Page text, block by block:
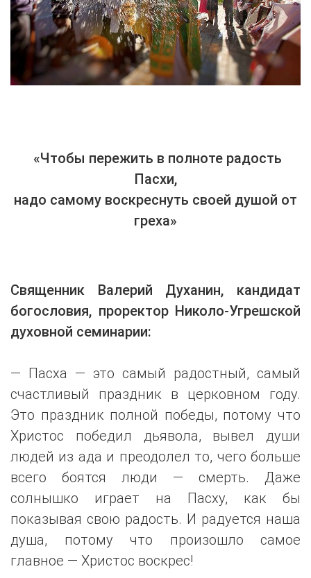
«Чтобы пережить в полноте радость
Пасхи,
надо самому воскреснуть своей душой от
греха»
Священник Валерий Духанин, кандидат
богословия, проректор Николо-Угрешской
духовной семинарии:
— Пасха — это самый радостный, самый
счастливый праздник в церковном году.
Это праздник полной победы, потому что
Христос победил дьявола, вывел души
людей из ада и преодолел то, чего больше
всего боятся люди — смерть. Даже
солнышко играет на Пасху, как бы
показывая свою радость. И радуется наша
душа, потому что произошло самое
главное — Христос воскрес!